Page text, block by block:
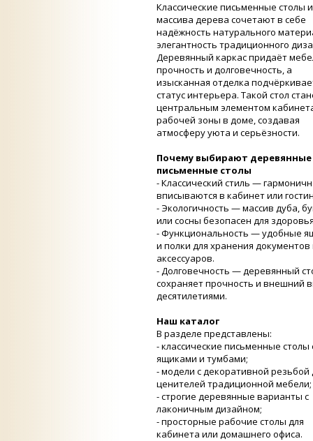
Классические письменные столы
массива дерева сочетают в себе
надёжность натурального
элегантность традиционного
Деревянный каркас придаёт
прочность и долговечность, а
изысканная отделка
статус интерьера. Такой стол
центральным элементом
рабочей зоны в доме, создавая
атмосферу уюта и серьёзности.
Почему выбирают деревянные
письменные столы
- Классический стиль —
вписываются в кабинет или
- Экологичность — массив дуба,
или сосны безопасен для
- Функциональность — удобные
и полки для хранения документов
аксессуаров.
- Долговечность — деревянный
сохраняет прочность и внешний
десятилетиями.
Наш каталог
В разделе представлены:
- классические письменные столы
ящиками и тумбами;
- модели с декоративной резьбой
ценителей традиционной
- строгие деревянные варианты с
лаконичным дизайном;
- просторные рабочие столы для
кабинета или домашнего офиса.